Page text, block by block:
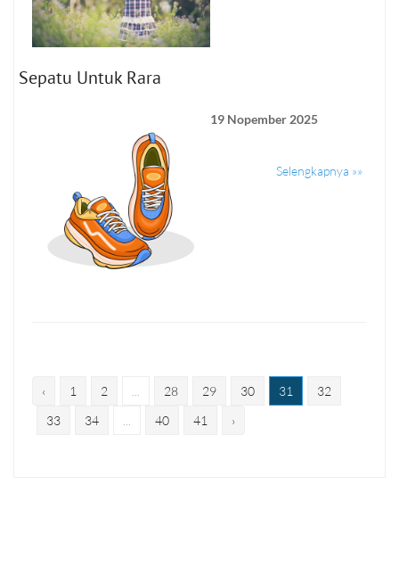
Sepatu Untuk Rara
19 Nopember 2025
Selengkapnya »»
‹ 1 2 28 29 30 31
32
33
34 40 41 ›